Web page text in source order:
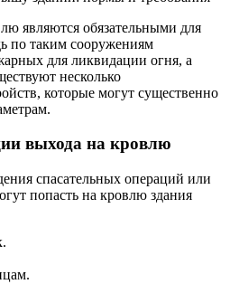
являются обязательными для
по таким сооружениям
для ликвидации огня, а
несколько
которые могут существенно
выхода на кровлю
спасательных операций или
попасть на кровлю здания